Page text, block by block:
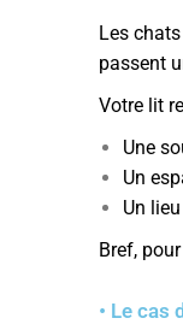
Les
passent
Votre lit
Une
Un
Un
Bref,
• Le cas